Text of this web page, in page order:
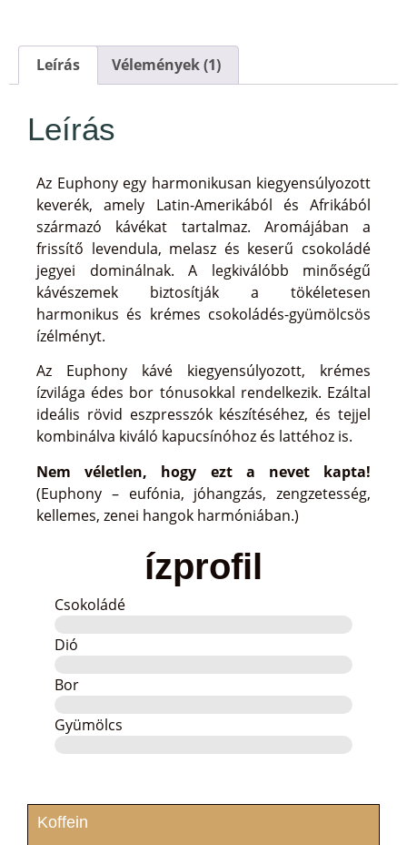
Leírás Vélemények (1)
Leírás
Az Euphony egy harmonikusan kiegyensúlyozott
keverék, amely Latin-Amerikából és Afrikából
származó kávékat tartalmaz. Aromájában a
frissítő levendula, melasz és keserű csokoládé
jegyei dominálnak. A legkiválóbb minőségű
kávészemek biztosítják a tökéletesen
harmonikus és krémes csokoládés-gyümölcsös
ízélményt.
Az Euphony kávé kiegyensúlyozott, krémes
ízvilága édes bor tónusokkal rendelkezik. Ezáltal
ideális rövid eszpresszók készítéséhez, és tejjel
kombinálva kiváló kapucsínóhoz és lattéhoz is.
Nem véletlen, hogy ezt a nevet kapta!
(Euphony – eufónia, jóhangzás, zengzetesség,
kellemes, zenei hangok harmóniában.)
ízprofil
Csokoládé
Dió
Bor
Gyümölcs
Koffein